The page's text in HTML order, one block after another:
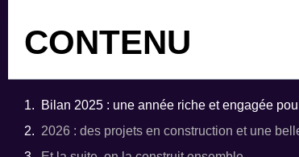
CONTENU
Bilan 2025 : une année riche et engagée
2026 : des projets en construction et une